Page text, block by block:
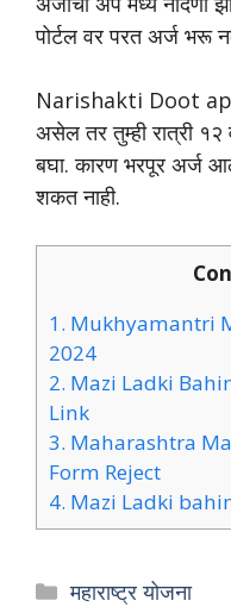
पोर्टल वर परत अर्ज भरू
Narishakti Doot
असेल तर तुम्ही रात्री
बघा. कारण भरपूर अर्ज
शकत नाही.
1. Mukhyamantri
2024
2. Mazi Ladki
Link
3. Maharashtra
Form Reject
4. Mazi Ladki
Categories
महाराष्ट्र योजना